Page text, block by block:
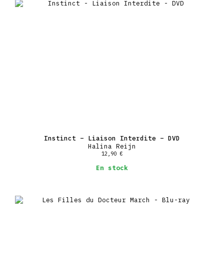
Instinct – Liaison Interdite – DVD
Halina Reijn
12,90 €
En stock